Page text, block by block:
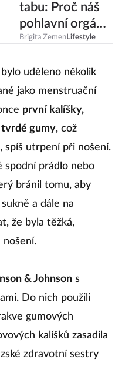
tabu: Proč náš
pohlavní orgán
pořád
spojením „tam
dole“?
Brigita ZemenLifestyle
uděleno několik
jako menstruační
první kalíšky,
gumy, což
spíš utrpení při nošení.
spodní prádlo nebo
bránil tomu, aby
a dále na
že byla těžká,
nošení.
& Johnson s
Do nich použili
gumových
kalíšků zasadila
zdravotní sestry